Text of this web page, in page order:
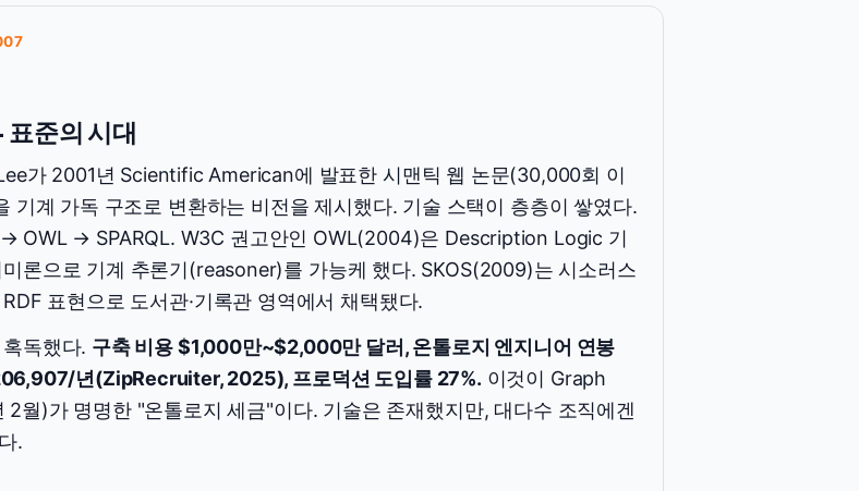
준의 시대
가 2001년 Scientific American에 발표한 시맨틱 웹 논문(30,000회 이
기계 가독 구조로 변환하는 비전을 제시했다. 기술 스택이 층층이 쌓였다.
OWL → SPARQL. W3C 권고안인 OWL(2004)은 Description Logic 기
론으로 기계 추론기(reasoner)를 가능케 했다. SKOS(2009)는 시소러스
표현으로 도서관·기록관 영역에서 채택됐다.
독했다. 구축 비용 $1,000만~$2,000만 달러, 온톨로지 엔지니어 연봉
년(ZipRecruiter, 2025), 프로덕션 도입률 27%. 이것이 Graph
2월)가 명명한 "온톨로지 세금"이다. 기술은 존재했지만, 대다수 조직에겐
.